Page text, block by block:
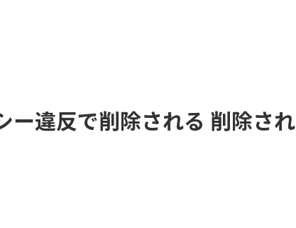
ー違反で削除される 削除され